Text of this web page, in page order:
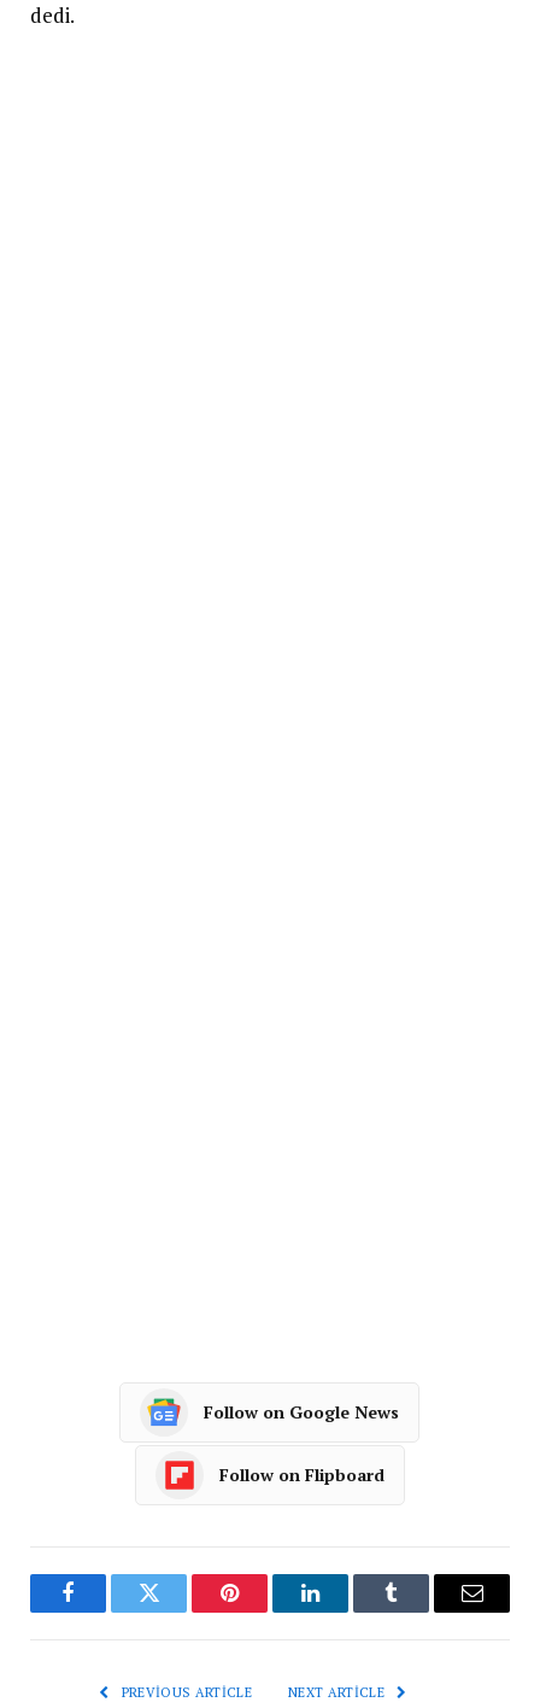
dedi.
Follow on Google News
Follow on Flipboard
FacebookTwitter Pinterest LinkedInTumblr Email
PREVIOUS ARTICLE NEXT ARTICLE